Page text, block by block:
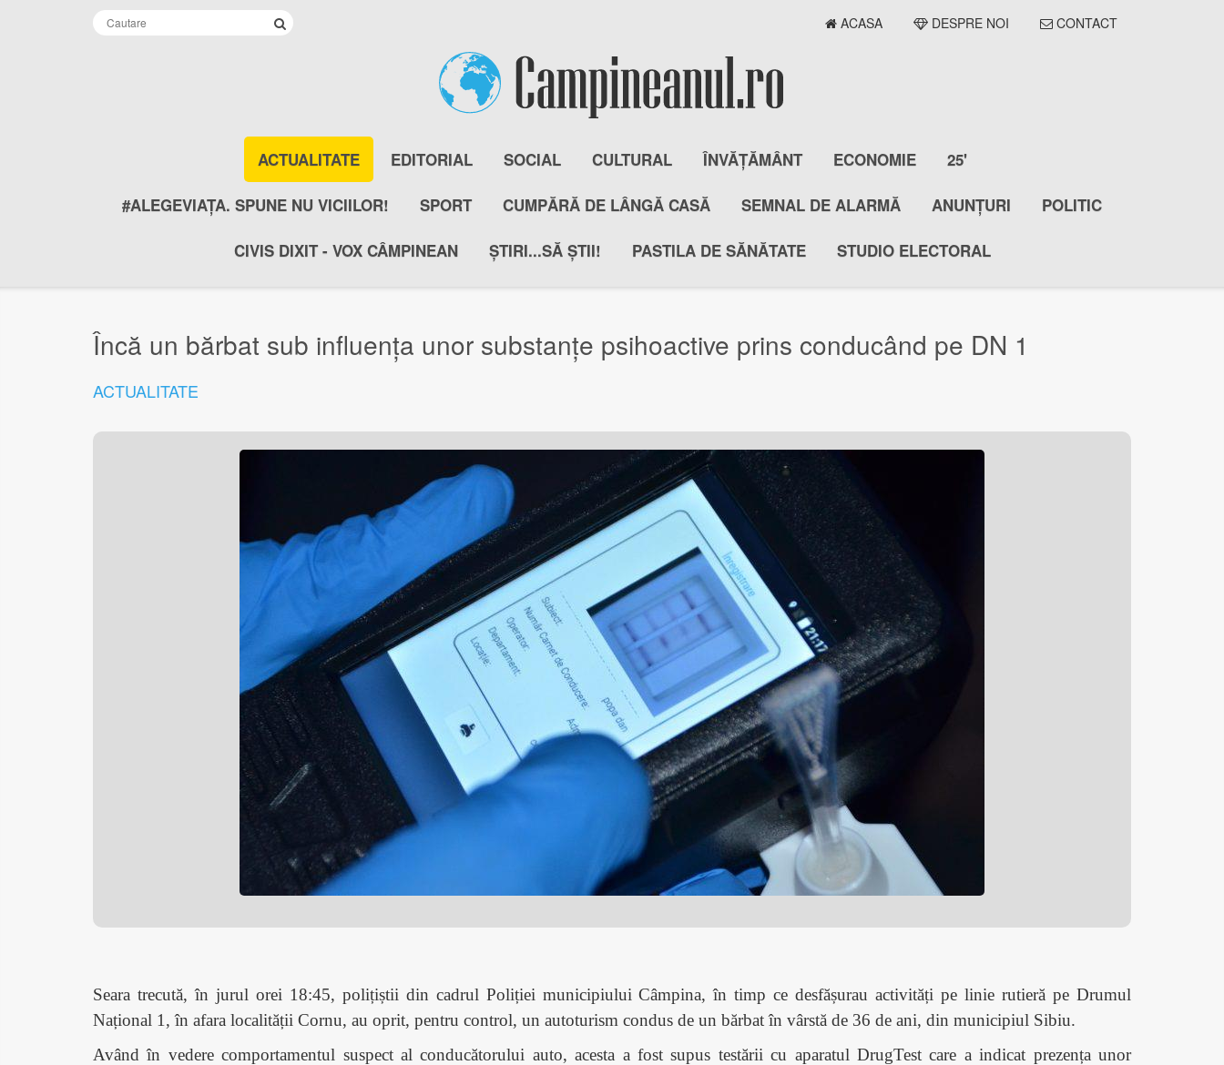
ACASA DESPRE NOI CONTACT
ACTUALITATE EDITORIAL SOCIAL CULTURAL ÎNVĂȚĂMÂNT ECONOMIE 25'
#ALEGEVIAȚA. SPUNE NU VICIILOR! SPORT CUMPĂRĂ DE LÂNGĂ CASĂ SEMNAL DE ALARMĂ ANUNȚURI POLITIC
CIVIS DIXIT - VOX CÂMPINEAN ȘTIRI...SĂ ȘTII! PASTILA DE SĂNĂTATE STUDIO ELECTORAL
Încă un bărbat sub influența unor substanțe psihoactive prins conducând pe DN 1
ACTUALITATE
Seara trecută, în jurul orei 18:45, polițiștii din cadrul Poliției municipiului Câmpina, în timp ce desfășurau activități pe linie rutieră pe Drumul
Național 1, în afara localității Cornu, au oprit, pentru control, un autoturism condus de un bărbat în vârstă de 36 de ani, din municipiul Sibiu.
Având în vedere comportamentul suspect al conducătorului auto, acesta a fost supus testării cu aparatul DrugTest care a indicat prezența unor